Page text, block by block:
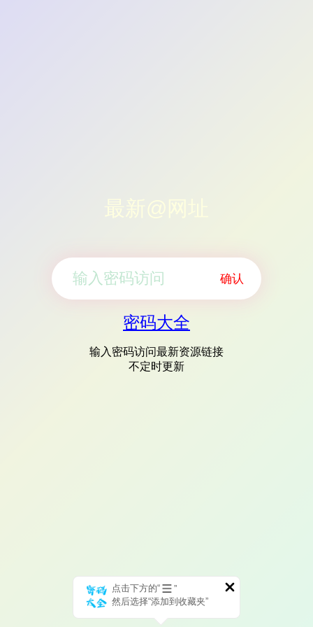
确认
密码大全
输入密码访问最新资源链接
不定时更新
点击下方的“
”
然后选择“添加到收藏夹”